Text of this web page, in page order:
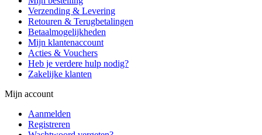
Verzending & Levering
Retouren & Terugbetalingen
Betaalmogelijkheden
Mijn klantenaccount
Acties & Vouchers
Heb je verdere hulp nodig?
Zakelijke klanten
Mijn account
Aanmelden
Registreren